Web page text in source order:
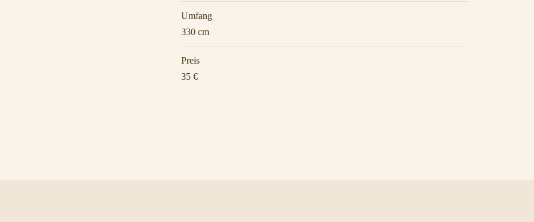
Umfang
330 cm
Preis
35 €